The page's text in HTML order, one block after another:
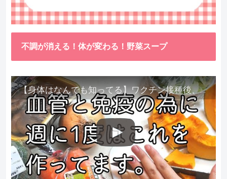
不調が消える！体が変わる！野菜スープ
【身体はなんでも知ってる】ワクチン接種後、異常に食べたくなった野菜が細胞回復に貢献してくれました。